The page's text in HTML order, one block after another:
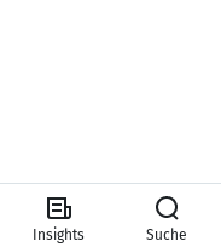
Insights Suche